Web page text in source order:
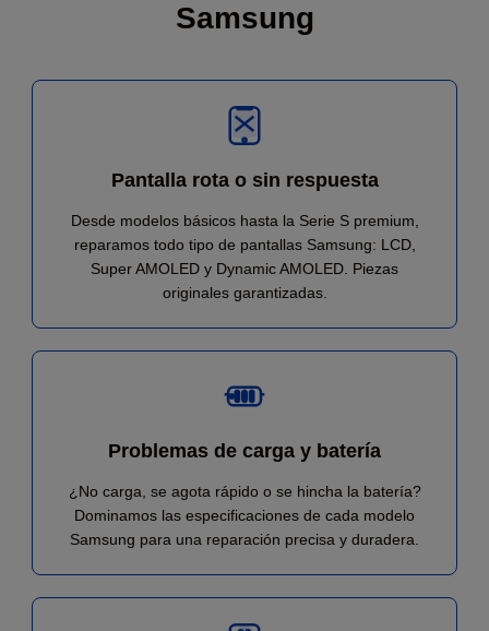
Samsung
Pantalla rota o sin respuesta
Desde modelos básicos hasta la Serie S premium,
reparamos todo tipo de pantallas Samsung: LCD,
Super AMOLED y Dynamic AMOLED. Piezas
originales garantizadas.
Problemas de carga y batería
¿No carga, se agota rápido o se hincha la batería?
Dominamos las especificaciones de cada modelo
Samsung para una reparación precisa y duradera.